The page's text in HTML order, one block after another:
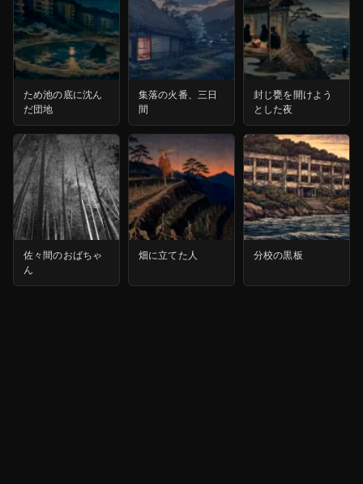
ため池の底に沈ん
だ団地
集落の火番、三日
間
封じ甕を開けよう
とした夜
佐々間のおばちゃ
ん
畑に立てた人 分校の黒板